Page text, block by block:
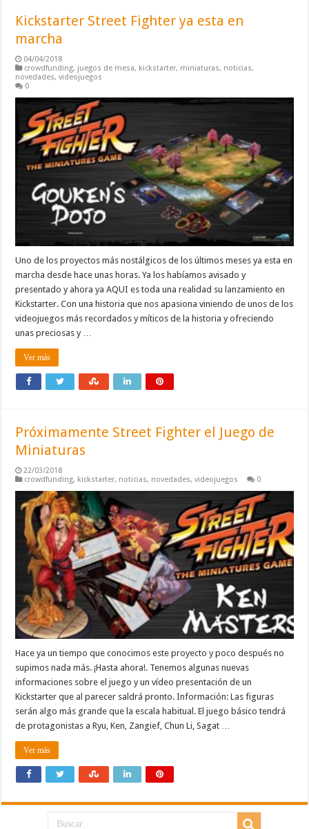
Kickstarter Street Fighter ya esta en
marcha
04/04/2018
crowdfunding, juegos de mesa, kickstarter, miniaturas, noticias,
novedades,videojuegos
0
Uno de los proyectos más nostálgicos de los últimos meses ya esta en
marcha desde hace unas horas. Ya los habíamos avisado y
presentado y ahora ya AQUI es toda una realidad su lanzamiento en
Kickstarter. Con una historia que nos apasiona viniendo de unos de los
videojuegos más recordados y míticos de la historia y ofreciendo
unas preciosas y …
Ver más
Próximamente Street Fighter el Juego de
Miniaturas
22/03/2018
crowdfunding, kickstarter, noticias, novedades,videojuegos 0
Hace ya un tiempo que conocimos este proyecto y poco después no
supimos nada más. ¡Hasta ahora!. Tenemos algunas nuevas
informaciones sobre el juego y un vídeo presentación de un
Kickstarter que al parecer saldrá pronto. Información: Las figuras
serán algo más grande que la escala habitual. El juego básico tendrá
de protagonistas a Ryu, Ken, Zangief, Chun Li, Sagat …
Ver más